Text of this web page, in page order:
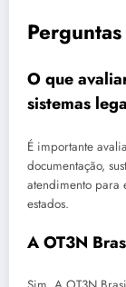
O que
sistemas
É importante
documentação,
atendimento para
estados.
A OT3N